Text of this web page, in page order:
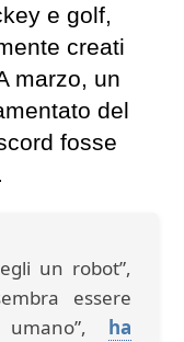
e golf,
creati
marzo, un
del
fosse
un robot”,
essere
umano”, ha